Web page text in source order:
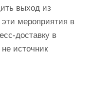
выход из
мероприятия в
доставку в
источник